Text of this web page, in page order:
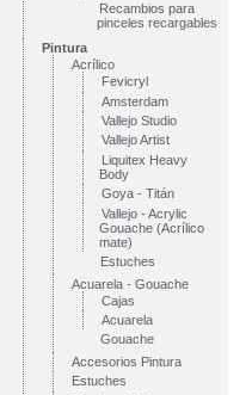
Recambios para
pinceles recargables
Pintura
Acrílico
Fevicryl
Amsterdam
Vallejo Studio
Vallejo Artist
Liquitex Heavy
Body
Goya - Titán
Vallejo - Acrylic
Gouache (Acrílico
mate)
Estuches
Acuarela - Gouache
Cajas
Acuarela
Gouache
Accesorios Pintura
Estuches